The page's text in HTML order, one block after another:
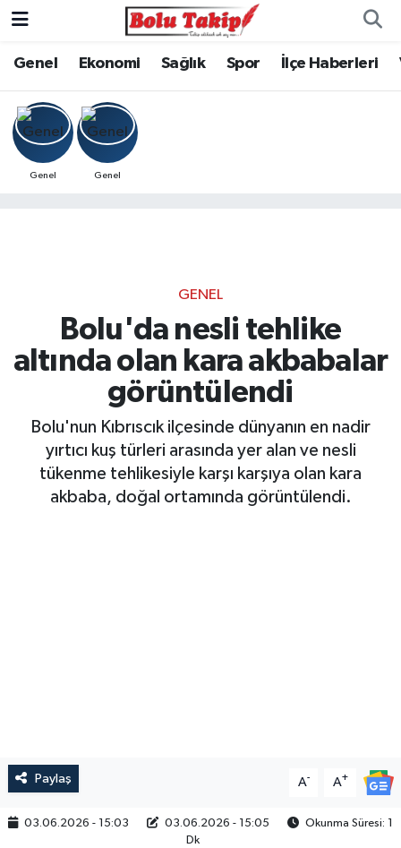
Genel Ekonomi Sağlık Spor İlçe Haberleri
Genel Genel
GENEL
Bolu'da nesli tehlike
altında olan kara akbabalar
görüntülendi
Bolu'nun Kıbrıscık ilçesinde dünyanın en nadir
yırtıcı kuş türleri arasında yer alan ve nesli
tükenme tehlikesiyle karşı karşıya olan kara
akbaba, doğal ortamında görüntülendi.
Paylaş A- A+
03.06.2026 - 15:03 03.06.2026 - 15:05
Okunma Süresi: 1
Dk